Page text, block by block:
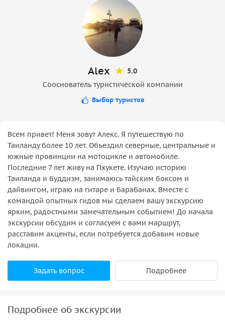
Alex
5.0
Сооснователь туристической компании
Выбор туристов
Всем привет! Меня зовут Алекс. Я путешествую по
Таиланду более 10 лет. Объездил северные, центральные и
южные провинции на мотоцикле и автомобиле.
Последние 7 лет живу на Пхукете. Изучаю историю
Таиланда и буддизм, занимаюсь тайским боксом и
дайвингом, играю на гитаре и барабанах. Вместе с
командой опытных гидов мы сделаем вашу экскурсию
ярким, радостными замечательным событием! До начала
экскурсии обсудим и согласуем с вами маршрут,
расставим акценты, если потребуется добавим новые
локации.
Задать вопрос Подробнее
Подробнее об экскурсии